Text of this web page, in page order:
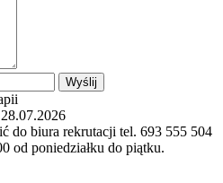
Wyślij
do biura rekrutacji tel. 693 555 504
od poniedziałku do piątku.